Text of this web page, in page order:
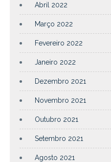
Abril 2022
Março 2022
Fevereiro 2022
Janeiro 2022
Dezembro 2021
Novembro 2021
Outubro 2021
Setembro 2021
Agosto 2021